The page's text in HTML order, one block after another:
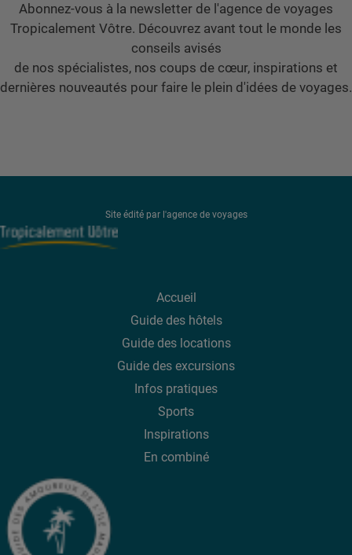
Abonnez-vous à la newsletter de l'agence de voyages
Tropicalement Vôtre. Découvrez avant tout le monde les
conseils avisés
de nos spécialistes, nos coups de cœur, inspirations et
dernières nouveautés pour faire le plein d'idées de voyages.
Site édité par l'agence de voyages
Accueil
Guide des hôtels
Guide des locations
Guide des excursions
Infos pratiques
Sports
Inspirations
En combiné